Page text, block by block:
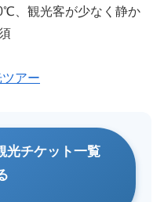
、観光客が少なく静か
アー
光チケット一覧